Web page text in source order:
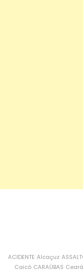
ACIDENTE Alcaçuz
Caicó CARAÚBAS Ceará